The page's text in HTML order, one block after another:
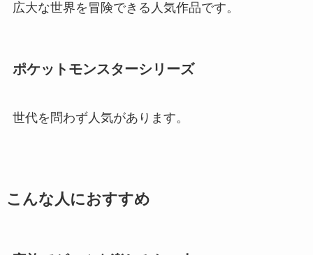
広大な世界を冒険できる人気作品です。
ポケットモンスターシリーズ
世代を問わず人気があります。
こんな人におすすめ